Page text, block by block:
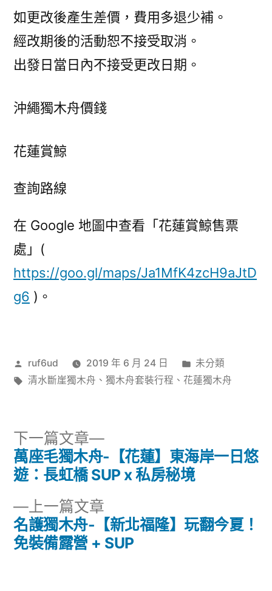
如更改後產生差價，費用多退少補。
經改期後的活動恕不接受取消。
出發日當日內不接受更改日期。
沖繩獨木舟價錢
花蓮賞鯨
查詢路線
在 Google 地圖中查看「花蓮賞鯨售票
處」(
https://goo.gl/maps/Ja1MfK4zcH9aJtD
g6 )。
作
者:
ruf6ud 2019 年 6 月 24 日
分
類:
未分類
標
清水斷崖獨木舟 、 獨木舟套裝行程 、 花蓮獨木舟
文
導
覽
上一篇文章
一
篇
名護獨木舟-【新北福隆】玩翻今夏！
免裝備露營 + SUP
下一篇文章
下
一
篇
萬座毛獨木舟-【花蓮】東海岸一日悠
遊：長虹橋 SUP x 私房秘境